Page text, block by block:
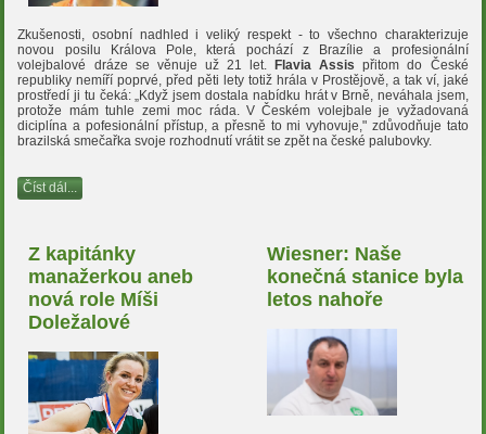
Zkušenosti, osobní nadhled i veliký respekt - to všechno charakterizuje
novou posilu Králova Pole, která pochází z Brazílie a profesionální
volejbalové dráze se věnuje už 21 let.Flavia Assis přitom do České
republiky nemíří poprvé, před pěti lety totiž hrála v Prostějově, a tak ví, jaké
prostředí ji tu čeká: „Když jsem dostala nabídku hrát v Brně, neváhala jsem,
protože mám tuhle zemi moc ráda. V Českém volejbale je vyžadovaná
diciplína a pofesionální přístup, a přesně to mi vyhovuje," zdůvodňuje tato
brazilská smečařka svoje rozhodnutí vrátit se zpět na české palubovky.
Číst dál...
Z kapitánky
manažerkou aneb
nová role Míši
Doležalové
Wiesner: Naše
konečná stanice byla
letos nahoře